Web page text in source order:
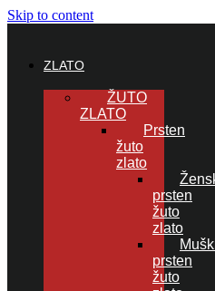
Skip to content
ZLATO
ŽUTO
ZLATO
Prsten
žuto
zlato
prsten
žuto
zlato
prsten
žuto